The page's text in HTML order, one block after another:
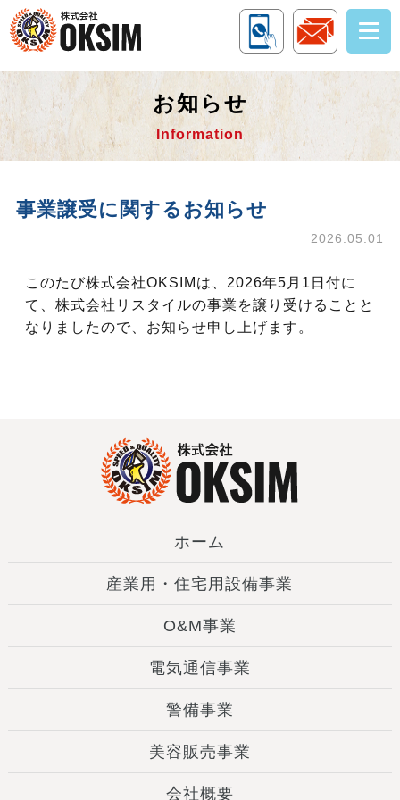
お知らせ
Information
事業譲受に関するお知らせ
2026.05.01
このたび株式会社OKSIMは、2026年5月1日付に
て、株式会社リスタイルの事業を譲り受けることと
なりましたので、お知らせ申し上げます。
ホーム
産業用・住宅用設備事業
O&M事業
電気通信事業
警備事業
美容販売事業
会社概要